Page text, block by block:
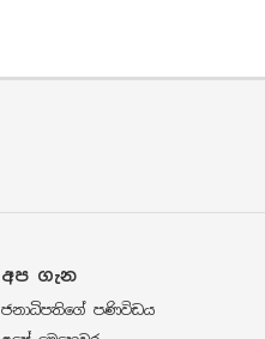
අප ගැන
ජනාධිපතිගේ පණිවිඩය